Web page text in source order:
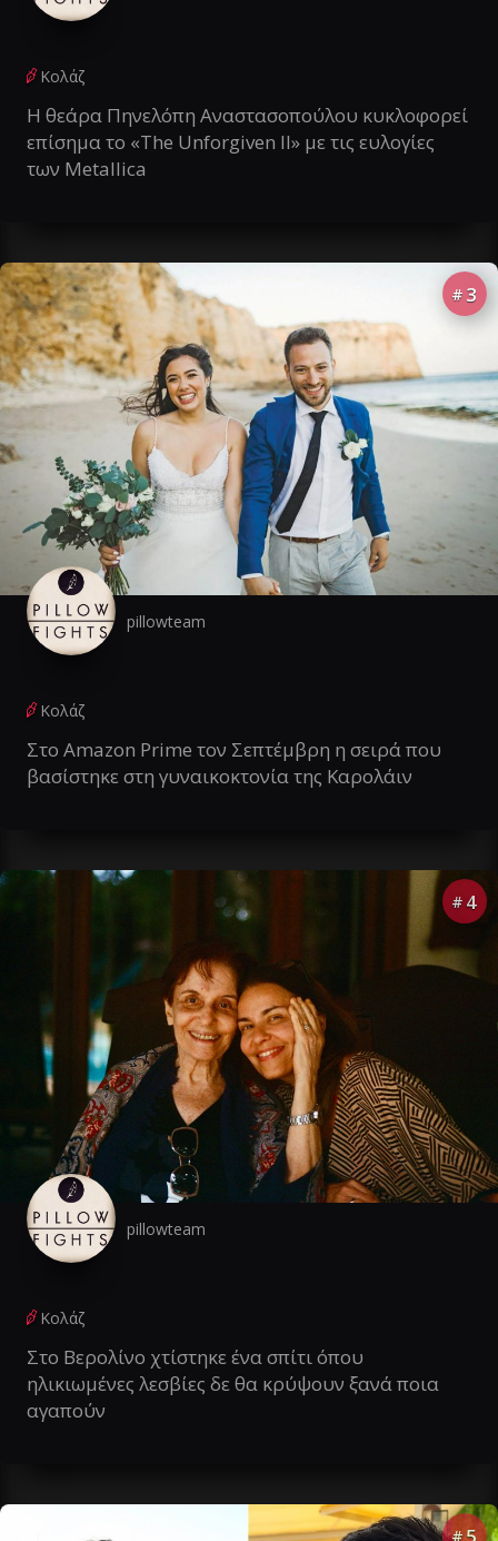
Κολάζ
Η θεάρα Πηνελόπη Αναστασοπούλου κυκλοφορεί
επίσημα το «The Unforgiven II» με τις ευλογίες
των Metallica
# 3
pillowteam
Κολάζ
Στο Amazon Prime τον Σεπτέμβρη η σειρά που
βασίστηκε στη γυναικοκτονία της Καρολάιν
# 4
pillowteam
Κολάζ
Στο Βερολίνο χτίστηκε ένα σπίτι όπου
ηλικιωμένες λεσβίες δε θα κρύψουν ξανά ποια
αγαπούν
# 5